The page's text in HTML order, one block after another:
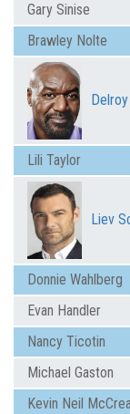
Gary Sinise
Brawley Nolte
Lili Taylor
Liev
Donnie Wahlberg
Evan Handler
Nancy Ticotin
Michael Gaston
Kevin Neil